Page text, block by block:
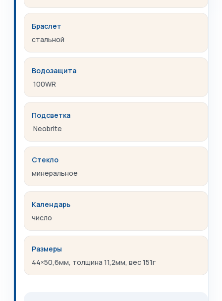
Браслет
стальной
Водозащита
100WR
Подсветка
Neobrite
Стекло
минеральное
Календарь
число
Размеры
44×50,6мм, толщина 11,2мм, вес 151г